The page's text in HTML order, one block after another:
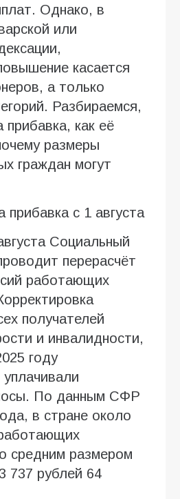
Однако, в
или
касается
а только
Разбираемся,
как её
размеры
граждан могут
прибавка с 1 августа
Социальный
перерасчёт
работающих
получателей
и инвалидности,
году
По данным СФР
в стране около
средним размером
737 рублей 64